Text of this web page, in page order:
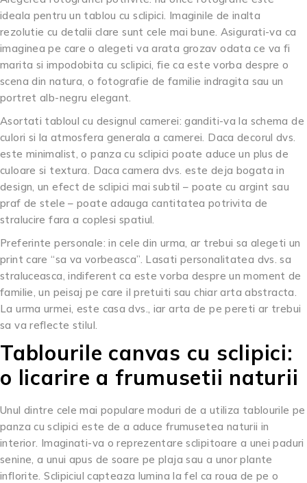
ideala pentru un tablou cu sclipici. Imaginile de inalta
rezolutie cu detalii clare sunt cele mai bune. Asigurati-va ca
imaginea pe care o alegeti va arata grozav odata ce va fi
marita si impodobita cu sclipici, fie ca este vorba despre o
scena din natura, o fotografie de familie indragita sau un
portret alb-negru elegant.
Asortati tabloul cu designul camerei: ganditi-va la schema de
culori si la atmosfera generala a camerei. Daca decorul dvs.
este minimalist, o panza cu sclipici poate aduce un plus de
culoare si textura. Daca camera dvs. este deja bogata in
design, un efect de sclipici mai subtil – poate cu argint sau
praf de stele – poate adauga cantitatea potrivita de
stralucire fara a coplesi spatiul.
Preferinte personale: in cele din urma, ar trebui sa alegeti un
print care “sa va vorbeasca”. Lasati personalitatea dvs. sa
straluceasca, indiferent ca este vorba despre un moment de
familie, un peisaj pe care il pretuiti sau chiar arta abstracta.
La urma urmei, este casa dvs., iar arta de pe pereti ar trebui
sa va reflecte stilul.
Tablourile canvas cu sclipici:
o licarire a frumusetii naturii
Unul dintre cele mai populare moduri de a utiliza tablourile pe
panza cu sclipici este de a aduce frumusetea naturii in
interior. Imaginati-va o reprezentare sclipitoare a unei paduri
senine, a unui apus de soare pe plaja sau a unor plante
inflorite. Sclipiciul capteaza lumina la fel ca roua de pe o